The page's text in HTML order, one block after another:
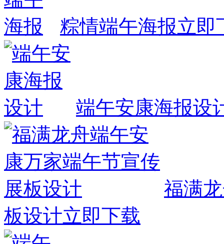
粽情端午海报立即
端午安康海报设
福满
板设计立即下载